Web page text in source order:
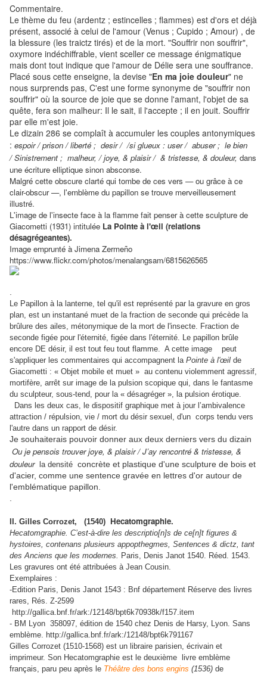
Commentaire.
Le thème du feu (ardentz ; estincelles ; flammes) est d'ors et déjà
présent, associé à celui de l'amour (Venus ; Cupido ; Amour) , de
la blessure (les traictz tirés) et de la mort. "Souffrir non souffrir",
oxymore indéchiffrable, vient sceller ce message énigmatique
mais dont tout indique que l'amour de Délie sera une souffrance.
Placé sous cette enseigne, la devise "En ma joie douleur" ne
nous surprends pas, C'est une forme synonyme de "souffrir non
souffrir" où la source de joie que se donne l'amant, l'objet de sa
quête, fera son malheur: Il le sait, il l'accepte ; il en jouit. Souffrir
par elle m'est joie.
Le dizain 286 se complaît à accumuler les couples antonymiques
: espoir /prison /liberté ; desir / /si glueux : user / abuser ; le bien
/Sinistrement ; malheur, /joye, & plaisir / & tristesse, & douleur, dans
une écriture elliptique sinon absconse.
Malgré cette obscure clarté qui tombe de ces vers — ou grâce à ce
clair-obscur —, l'emblème du papillon se trouve merveilleusement
illustré.
L'image de l'insecte face à la flamme fait penser à cette sculpture de
Giacometti (1931) intitulée La Pointe à l'œil (relations
désagrégeantes).
Image emprunté à Jimena Zermeño
https://www.flickr.com/photos/menalangsam/6815626565
Le Papillon à la lanterne, tel qu'il est représenté par la gravure en gros
plan, est un instantané muet de la fraction de seconde qui précède la
brûlure des ailes, métonymique de la mort de l'insecte. Fraction de
seconde figée pour l'éternité, figée dans l'éternité. Le papillon brûle
encore DE désir, il est tout feu tout flamme. A cette image peut
s'appliquer les commentaires qui accompagnent la Pointe à l'œil de
Giacometti : « Objet mobile et muet » au contenu violemment agressif,
mortifère, arrêt sur image de la pulsion scopique qui, dans le fantasme
du sculpteur, sous-tend, pour la « désagréger », la pulsion érotique.
Dans les deux cas, le dispositif graphique met à jour l’ambivalence
attraction / répulsion, vie / mort du désir sexuel, d'un corps tendu vers
l'autre dans un rapport de désir.
Je souhaiterais pouvoir donner aux deux derniers vers du dizain
Ou je pensois trouver joye, & plaisir /J’ay rencontré & tristesse, &
douleur
la densité concrète et plastique d'une sculpture de bois et
d'acier, comme une sentence gravée en lettres d'or autour de
l'emblématique papillon.
II. Gilles Corrozet, (1540) Hecatomgraphie.
Hecatomgraphie. C’est-à-dire les descriptio[n]s de ce[n]t figures &
hystoires, contenans plusieurs appopthegmes, Sentences & dictz, tant
des Anciens que les modernes. Paris, Denis Janot 1540. Réed. 1543.
Les gravures ont été attribuées à Jean Cousin.
Exemplaires :
-Edition Paris, Denis Janot 1543 : Bnf département Réserve des livres
rares, Rés. Z-2599
http://gallica.bnf.fr/ark:/12148/bpt6k70938k/f157.item
- BM Lyon 358097, édition de 1540 chez Denis de Harsy, Lyon. Sans
emblème. http://gallica.bnf.fr/ark:/12148/bpt6k791167
Gilles Corrozet (1510-1568) est un libraire parisien, écrivain et
imprimeur. Son Hecatomgraphie est le deuxième livre emblème
français, paru peu après le Théâtre des bons engins (1536) de